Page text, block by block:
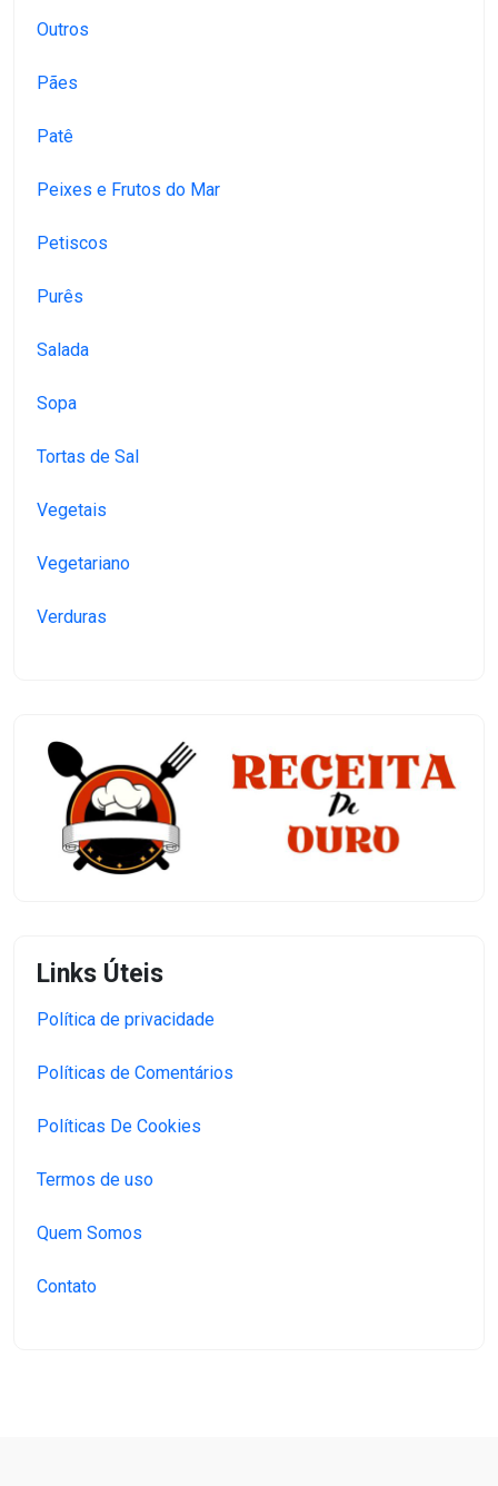
Outros
Pães
Patê
Peixes e Frutos do Mar
Petiscos
Purês
Salada
Sopa
Tortas de Sal
Vegetais
Vegetariano
Verduras
Links Úteis
Política de privacidade
Políticas de Comentários
Políticas De Cookies
Termos de uso
Quem Somos
Contato